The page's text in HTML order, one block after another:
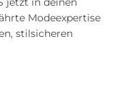
Modeexpertise
stilsicheren